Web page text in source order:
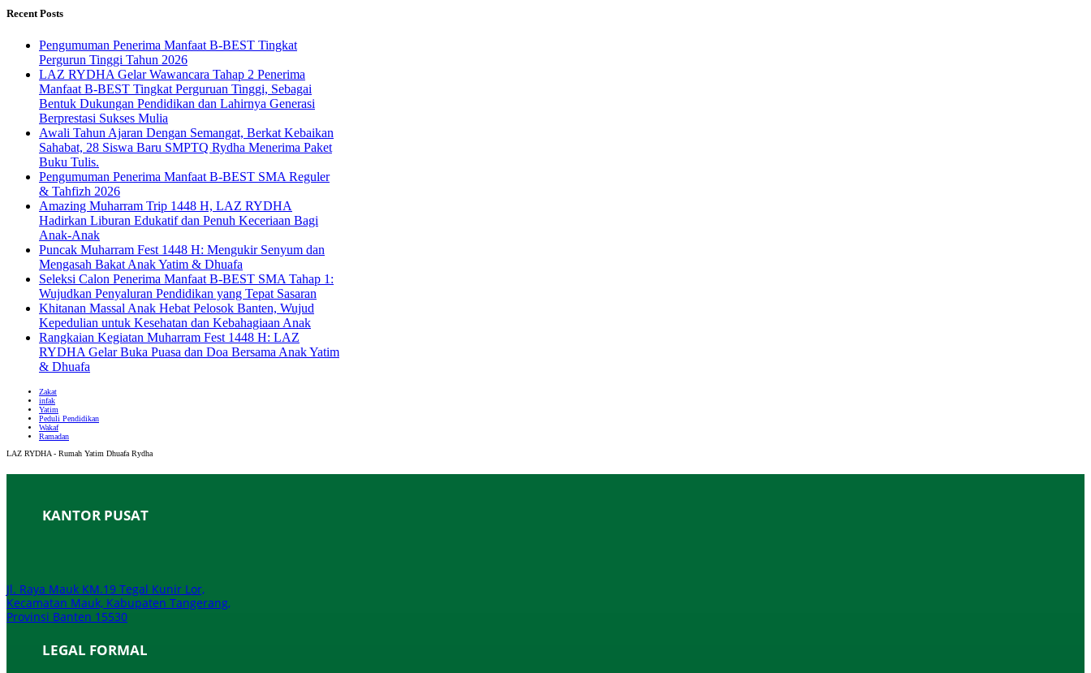
Recent Posts
Pengumuman Penerima Manfaat B-BEST Tingkat
Pergurun Tinggi Tahun 2026
LAZ RYDHA Gelar Wawancara Tahap 2 Penerima
Manfaat B-BEST Tingkat Perguruan Tinggi, Sebagai
Bentuk Dukungan Pendidikan dan Lahirnya Generasi
Berprestasi Sukses Mulia
Awali Tahun Ajaran Dengan Semangat, Berkat Kebaikan
Sahabat, 28 Siswa Baru SMPTQ Rydha Menerima Paket
Buku Tulis.
Pengumuman Penerima Manfaat B-BEST SMA Reguler
& Tahfizh 2026
Amazing Muharram Trip 1448 H, LAZ RYDHA
Hadirkan Liburan Edukatif dan Penuh Keceriaan Bagi
Anak-Anak
Puncak Muharram Fest 1448 H: Mengukir Senyum dan
Mengasah Bakat Anak Yatim & Dhuafa
Seleksi Calon Penerima Manfaat B-BEST SMA Tahap 1:
Wujudkan Penyaluran Pendidikan yang Tepat Sasaran
Khitanan Massal Anak Hebat Pelosok Banten, Wujud
Kepedulian untuk Kesehatan dan Kebahagiaan Anak
Rangkaian Kegiatan Muharram Fest 1448 H: LAZ
RYDHA Gelar Buka Puasa dan Doa Bersama Anak Yatim
& Dhuafa
Zakat
infak
Yatim
Peduli Pendidikan
Wakaf
Ramadan
LAZ RYDHA - Rumah Yatim Dhuafa Rydha
KANTOR PUSAT
Jl. Raya Mauk KM.19 Tegal Kunir Lor,
Kecamatan Mauk, Kabupaten Tangerang,
Provinsi Banten 15530
LEGAL FORMAL